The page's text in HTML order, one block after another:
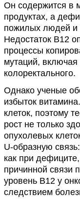
Он содержится в
продуктах, а
пожилых людей и
Недостаток B12
процессы
мутаций,
колоректального.
Однако ученые
избыток
клеток, поэтому
рост не только
опухолевых
U-образную
как при
причинной связи
уровень B12 у
следствием